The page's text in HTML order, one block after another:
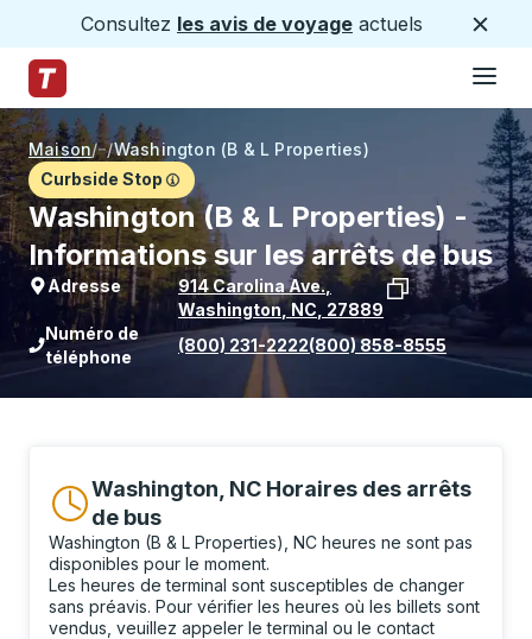
Consultez les avis de voyage actuels
Page d'accueil des sentiers
Maison/ /Washington (B & L Properties)
Curbside Stop
Washington (B & L Properties) -
Informations sur les arrêts de bus
Adresse 914 Carolina Ave.
Washington ,NC 27889
Voir l'emplacement de l'arrêt sur
Numéro de
téléphone
(800) 231-2222(800) 858-8555
Washington, NC Horaires des arrêts
de bus
Washington (B & L Properties), NC heures ne sont pas
disponibles pour le moment.
Les heures de terminal sont susceptibles de changer
sans préavis. Pour vérifier les heures où les billets sont
vendus, veuillez appeler le terminal ou le contact